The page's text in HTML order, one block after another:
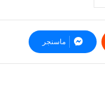
ماسنجر